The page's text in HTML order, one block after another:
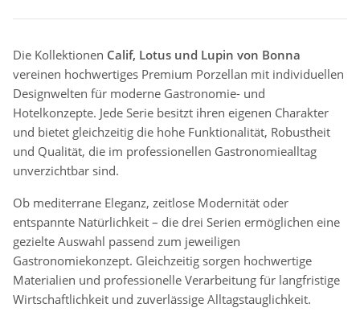
Die Kollektionen Calif, Lotus und Lupin von Bonna
vereinen hochwertiges Premium Porzellan mit individuellen
Designwelten für moderne Gastronomie- und
Hotelkonzepte. Jede Serie besitzt ihren eigenen Charakter
und bietet gleichzeitig die hohe Funktionalität, Robustheit
und Qualität, die im professionellen Gastronomiealltag
unverzichtbar sind.
Ob mediterrane Eleganz, zeitlose Modernität oder
entspannte Natürlichkeit – die drei Serien ermöglichen eine
gezielte Auswahl passend zum jeweiligen
Gastronomiekonzept. Gleichzeitig sorgen hochwertige
Materialien und professionelle Verarbeitung für langfristige
Wirtschaftlichkeit und zuverlässige Alltagstauglichkeit.